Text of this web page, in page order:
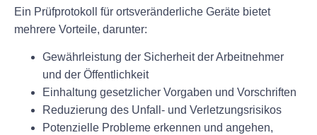
Ein Prüfprotokoll für ortsveränderliche Geräte bietet
mehrere Vorteile, darunter:
Gewährleistung der Sicherheit der Arbeitnehmer
und der Öffentlichkeit
Einhaltung gesetzlicher Vorgaben und Vorschriften
Reduzierung des Unfall- und Verletzungsrisikos
Potenzielle Probleme erkennen und angehen,